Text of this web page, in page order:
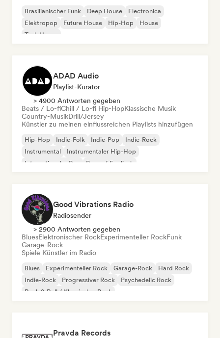
Brasilianischer Funk Deep House
Electronica
Elektropop
Future House Hip-Hop
House
Tech House
ADAD Audio
Playlist-Kurator
> 4900 Antworten gegeben
Beats / Lo-fiChill / Lo-fi Hip-HopKlassische Musik
Country-MusikDrill/Jersey
Künstler zu meinen einflussreichen Playlists hinzufügen
Hip-Hop Indie-Folk Indie-Pop
Indie-Rock
Instrumental
Instrumentaler Hip-Hop
Internationaler Rap
Rap auf Englisch
Good Vibrations Radio
Radiosender
> 2900 Antworten gegeben
BluesElektronischer RockExperimenteller RockFunk
Garage-Rock
Spiele Künstler im Radio
Blues Experimenteller Rock Garage-Rock
Hard Rock
Indie-Rock
Progressiver Rock
Psychedelic Rock
Rock & Roll / Klassischer Rock
Pravda Records